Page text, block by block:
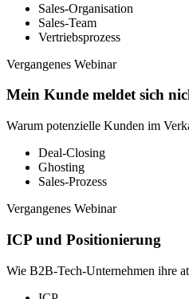
Sales-Organisation
Sales-Team
Vertriebsprozess
Vergangenes Webinar
Mein Kunde meldet sich
Warum potenzielle Kunden im
Deal-Closing
Ghosting
Sales-Prozess
Vergangenes Webinar
ICP und Positionierung
Wie B2B-Tech-Unternehmen ihre